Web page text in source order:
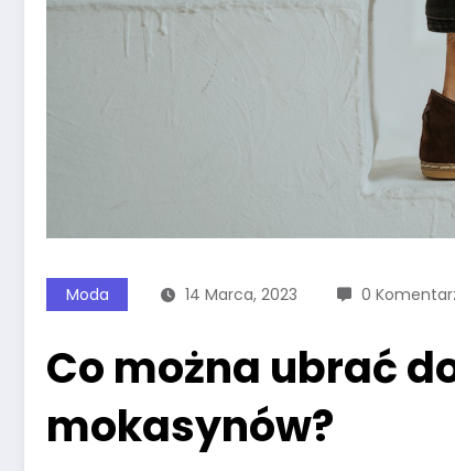
Moda 14 Marca, 2023 0
Co można ubrać
mokasynów?